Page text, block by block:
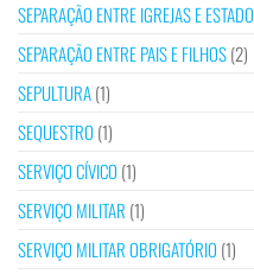
SEPARAÇÃO ENTRE IGREJAS E ESTADO
SEPARAÇÃO ENTRE PAIS E FILHOS(2)
SEPULTURA(1)
SEQUESTRO (1)
SERVIÇO CÍVICO (1)
SERVIÇO MILITAR (1)
SERVIÇO MILITAR OBRIGATÓRIO (1)